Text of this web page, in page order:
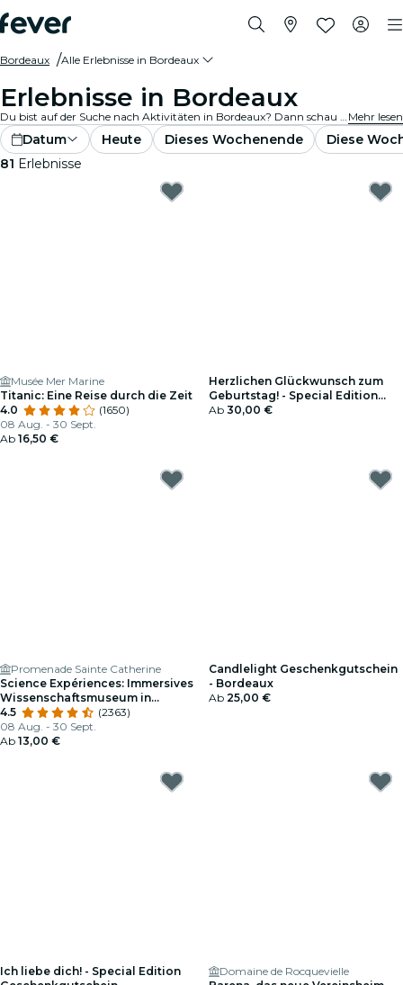
Bordeaux Alle Erlebnisse in Bordeaux
Erlebnisse in Bordeaux
Du bist auf der Suche nach Aktivitäten in Bordeaux? Dann schau Dir unsere vollständige Auswahl an und entdecke die besten Aktivitäten und Erlebnisse, die wir aktuell in der Stadt anbieten. Mehr lesen
Datum Heute Dieses Wochenende
Diese
81 Erlebnisse
Musée Mer Marine
Titanic: Eine Reise durch die Zeit
4.0
(1650)
08 Aug. - 30 Sept.
Ab 16,50 €
Herzlichen Glückwunsch zum
Geburtstag! - Special Edition
Geschenkgutschein
Ab 30,00 €
Promenade Sainte Catherine
Science Expériences: Immersives
Wissenschaftsmuseum in
Bordeaux
4.5
(2363)
08 Aug. - 30 Sept.
Ab 13,00 €
Candlelight Geschenkgutschein
- Bordeaux
Ab 25,00 €
Ich liebe dich! - Special Edition
Domaine de Rocquevielle